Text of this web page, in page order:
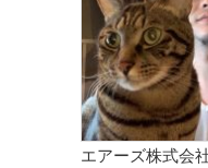
エアーズ株式会